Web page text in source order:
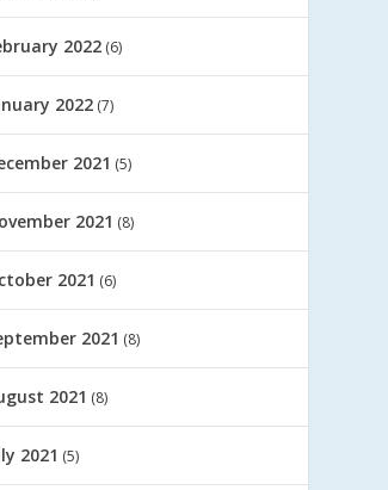
2022 (6)
2022 (7)
2021 (5)
2021 (8)
2021 (6)
2021 (8)
2021 (8)
2021 (5)